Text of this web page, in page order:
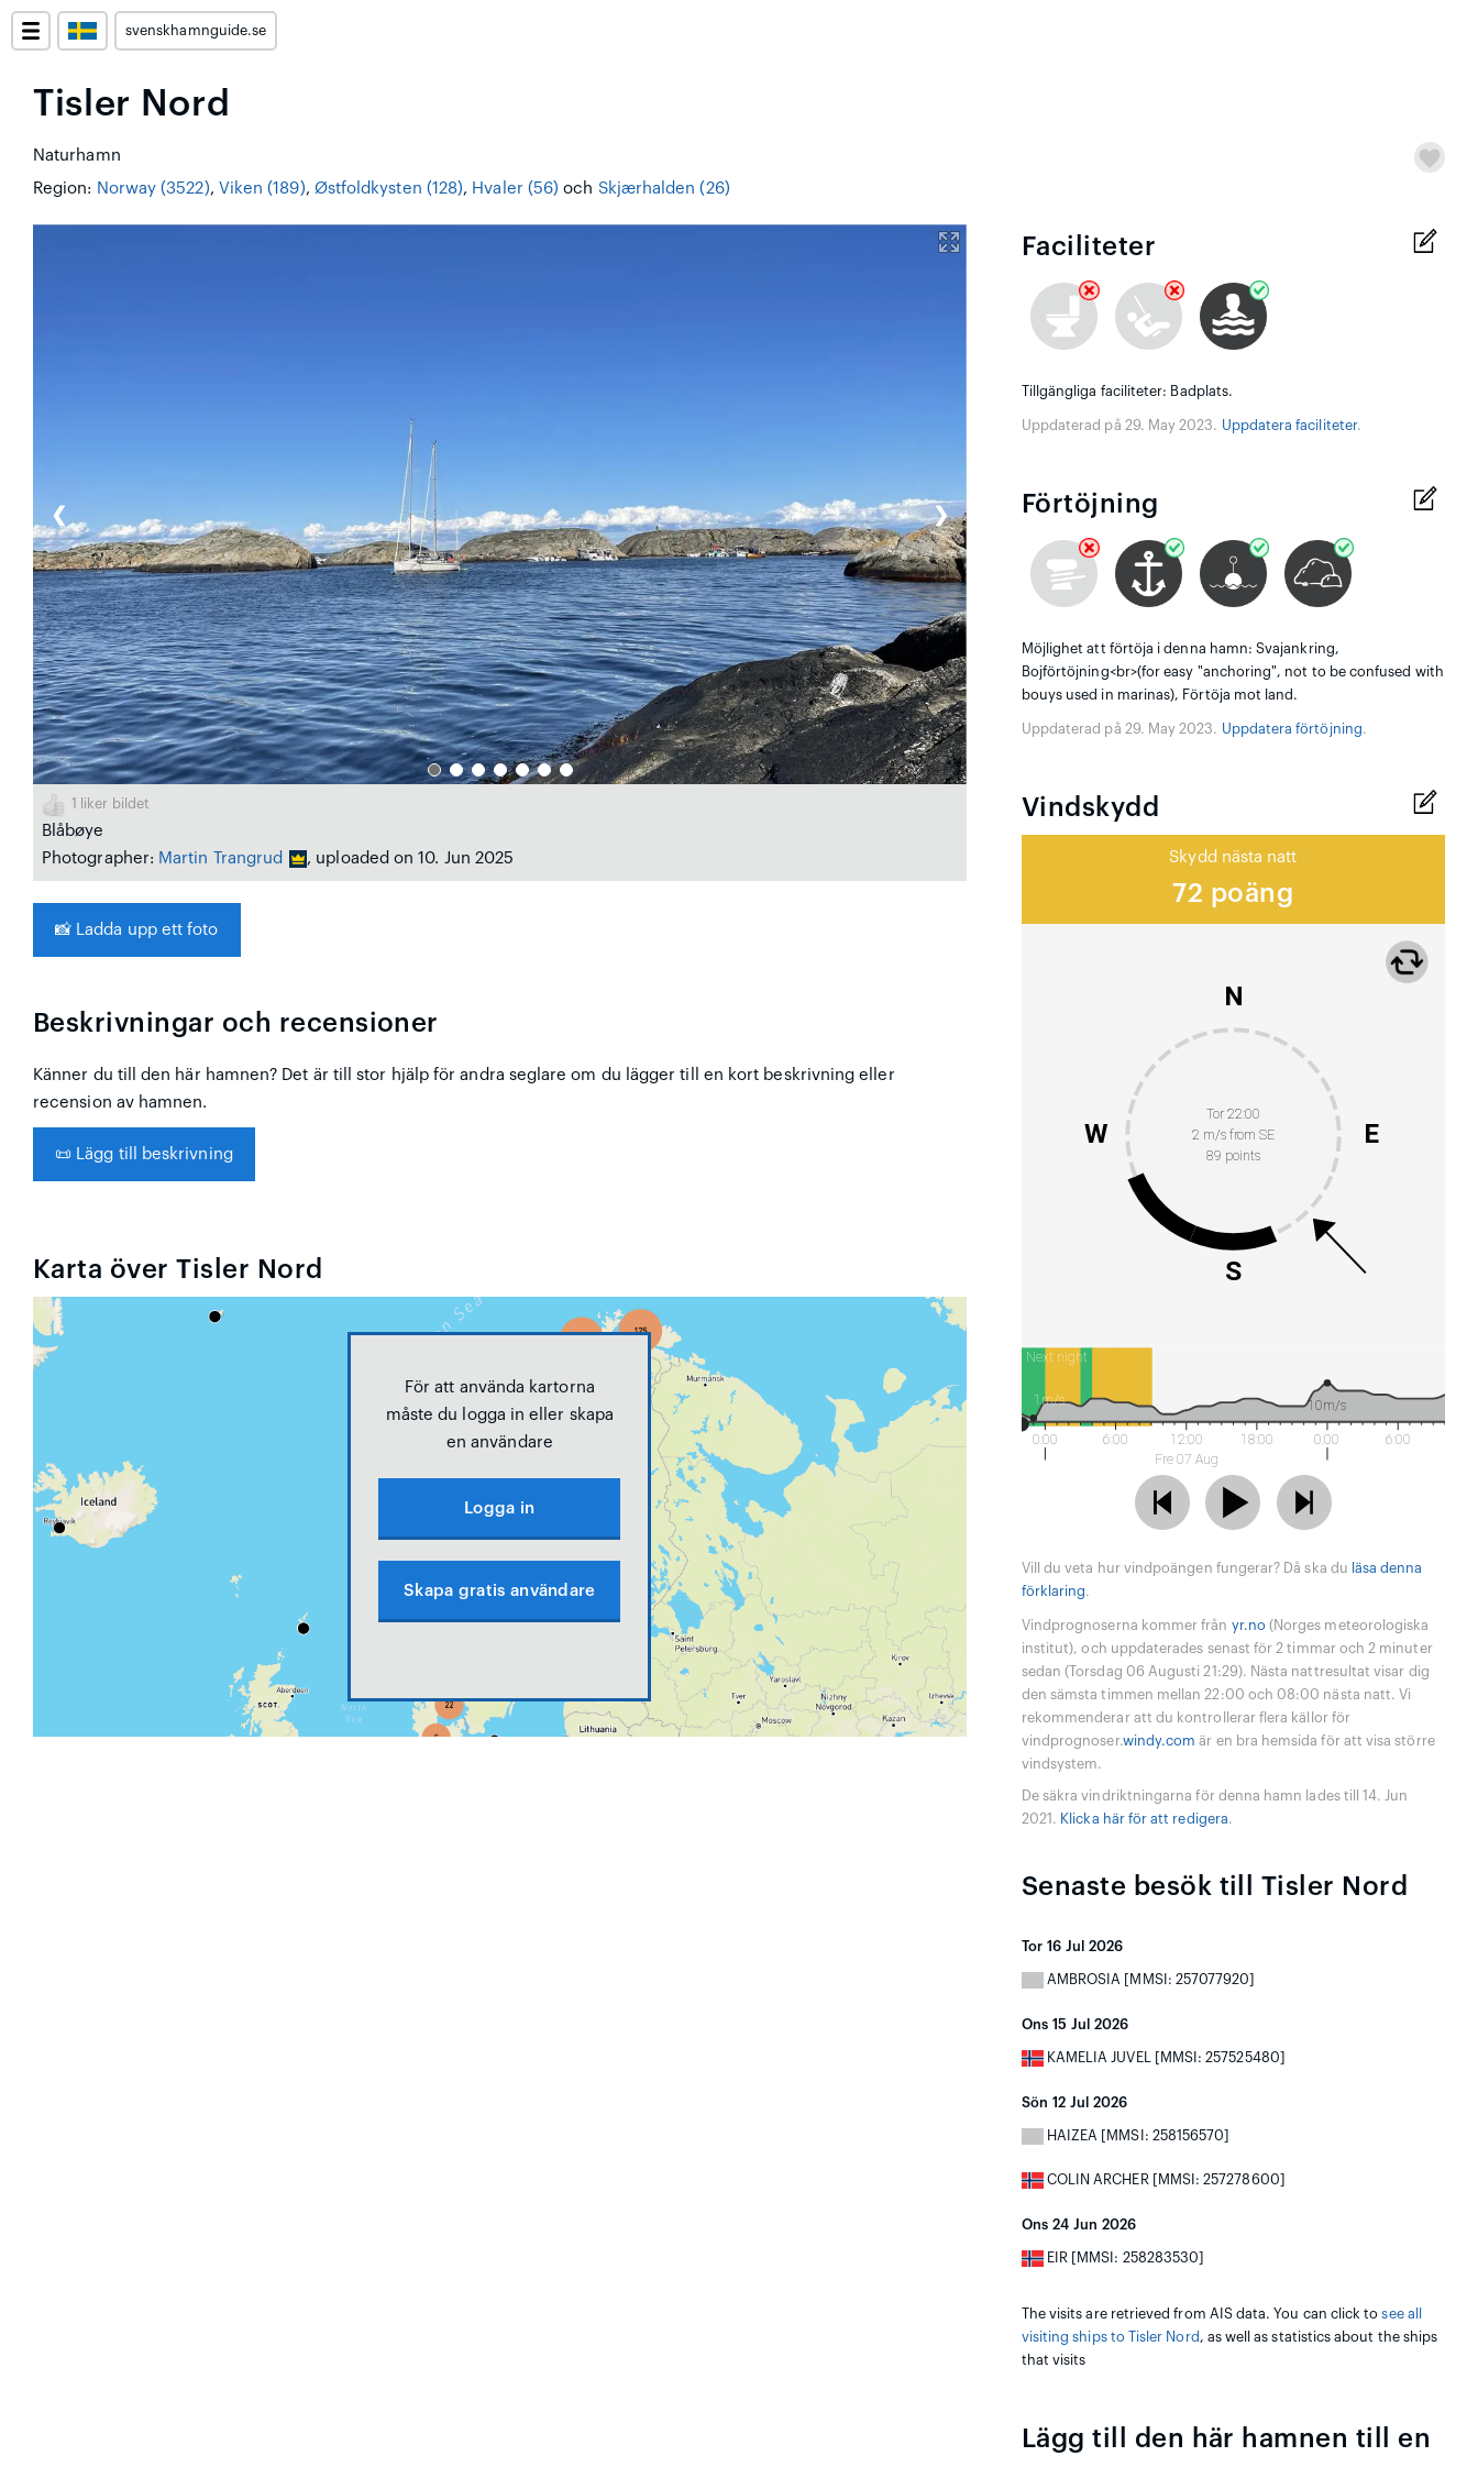
svenskhamnguide.se
Tisler Nord
Naturhamn
Region: Norway (3522), Viken (189), Østfoldkysten (128), Hvaler (56) och Skjærhalden (26)
❮ ❯
1 liker bildet
Blåbøye
Photographer: Martin Trangrud , uploaded on 10. Jun 2025
📸 Ladda upp ett foto
Beskrivningar och recensioner
Känner du till den här hamnen? Det är till stor hjälp för andra seglare om du lägger till en kort beskrivning eller
recension av hamnen.
📜 Lägg till beskrivning
Karta över Tisler Nord
För att använda kartorna
måste du logga in eller skapa
en användare
Logga in
Skapa gratis användare
Faciliteter
Tillgängliga faciliteter: Badplats.
Uppdaterad på 29. May 2023. Uppdatera faciliteter.
Förtöjning
Möjlighet att förtöja i denna hamn: Svajankring,
Bojförtöjning<br>(for easy "anchoring", not to be confused with
bouys used in marinas), Förtöja mot land.
Uppdaterad på 29. May 2023. Uppdatera förtöjning.
Vindskydd
Skydd nästa natt
72 poäng
Tor 22:00
2 m/s from SE
89 points
N
E
S
W
Next night
0:00 6:00
12:00
Fre 07 Aug
18:00 0:00 6:00
10m/s
1m/s
Vill du veta hur vindpoängen fungerar? Då ska du läsa denna
förklaring.
Vindprognoserna kommer från yr.no (Norges meteorologiska
institut), och uppdaterades senast för 2 timmar och 2 minuter
sedan (Torsdag 06 Augusti 21:29). Nästa nattresultat visar dig
den sämsta timmen mellan 22:00 och 08:00 nästa natt. Vi
rekommenderar att du kontrollerar flera källor för
vindprognoser.windy.com är en bra hemsida för att visa större
vindsystem.
De säkra vindriktningarna för denna hamn lades till 14. Jun
2021. Klicka här för att redigera.
Senaste besök till Tisler Nord
Tor 16 Jul 2026
AMBROSIA [MMSI: 257077920]
Ons 15 Jul 2026
KAMELIA JUVEL [MMSI: 257525480]
Sön 12 Jul 2026
HAIZEA [MMSI: 258156570]
COLIN ARCHER [MMSI: 257278600]
Ons 24 Jun 2026
EIR [MMSI: 258283530]
The visits are retrieved from AIS data. You can click tosee all
visiting ships to Tisler Nord , as well as statistics about the ships
that visits
Lägg till den här hamnen till en